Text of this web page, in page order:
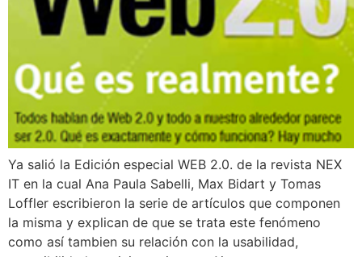
Ya salió la Edición especial WEB 2.0. de la revista NEX
IT en la cual Ana Paula Sabelli, Max Bidart y Tomas
Loffler escribieron la serie de artículos que componen
la misma y explican de que se trata este fenómeno
como así tambien su relación con la usabilidad,